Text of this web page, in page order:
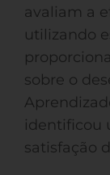
avaliam a
utilizando
sobre o
identificou
satisfação